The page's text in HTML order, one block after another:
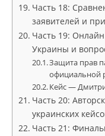
Часть 18:
заявителей и
Часть 19:
Украины и
Защита прав
официальной
Кейс —
Часть 20:
украинских
Часть 21: